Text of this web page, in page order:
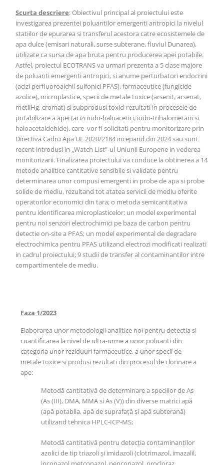
Scurta descriere: Obiectivul principal al proiectului este
investigarea prezentei poluantilor emergenti antropici la nivelul
statiilor de epurarea si transferul acestora catre ecosistemele de
apa dulce (emisari naturali, surse subterane, fluviul Dunarea),
utilizate ca sursa de apa bruta pentru producerea apei potabile.
Astfel, proiectul ECOTRANS va urmari prezenta a 5 clase majore
de poluanti emergenti antropici, si anume perturbatori endocrini
(acizi perfluoroalchil sulfonici PFAS), farmaceutice (fungicide
azolice), microplastice, specii de metale toxice (arsenit, arsenat,
metilHg, cromat) si subprodusi toxici rezultati in procesele de
potabilizare a apei (acizi iodo-haloacetici, iodo-trihalometani si
haloacetaldehide), care vor fi solicitati pentru monitorizare prin
Directiva Cadru Apa UE 2020/2184 incepand din 2024 sau sunt
recent introdusi in „Watch List”-ul Uniunii Europene in vederea
monitorizarii. Finalizarea proiectului va conduce la obtinerea a 14
metode analitice cantitative sensibile si validate pentru
determinarea unor compusi emergenti in probe de apa si probe
solide de mediu, rezultand tot atatea servicii de mediu oferite
operatorilor economici din tara; o metoda semicantitativa
pentru identificarea microplasticelor; un model experimental
pentru noi senzori electrochimici pe baza de carbon pentru
detectie on-site a PFAS; un model experimental de degradare
electrochimica pentru PFAS utilizand electrozi modificati realizati
in cadrul proiectului; 9 studii de transfer al contaminantilor intre
compartimentele de mediu.
Faza 1/2023
Elaborarea unor metodologii analitice noi pentru detectia si
cuantificarea la nivel de ultra-urme a unor poluanti din
categoria unor reziduuri farmaceutice, a unor specii de
metale toxice si produsi rezultati din procesul de clorinare a
ape:
Metodă cantitativă de determinare a speciilor de As
(As (III), DMA, MMA si As (V)) din diverse matrici apă
(apă potabila, apă de suprafață și apă subterană)
utilizand tehnica HPLC-ICP-MS;
Metodă cantitativă pentru detecția contaminanților
azolici de tip triazoli și imidazoli (clotrimazol, imazalil,